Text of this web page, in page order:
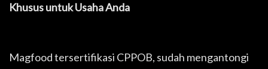
Khusus untuk Usaha Anda
Magfood tersertifikasi CPPOB, sudah mengantongi